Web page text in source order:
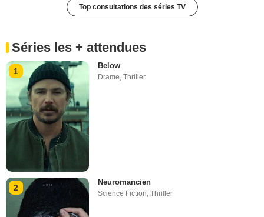
Top consultations des séries TV
Séries les + attendues
1
Below
Drame ,Thriller
2
Neuromancien
Science Fiction,Thriller